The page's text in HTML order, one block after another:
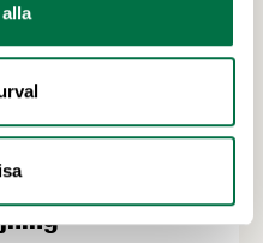
och Innovation